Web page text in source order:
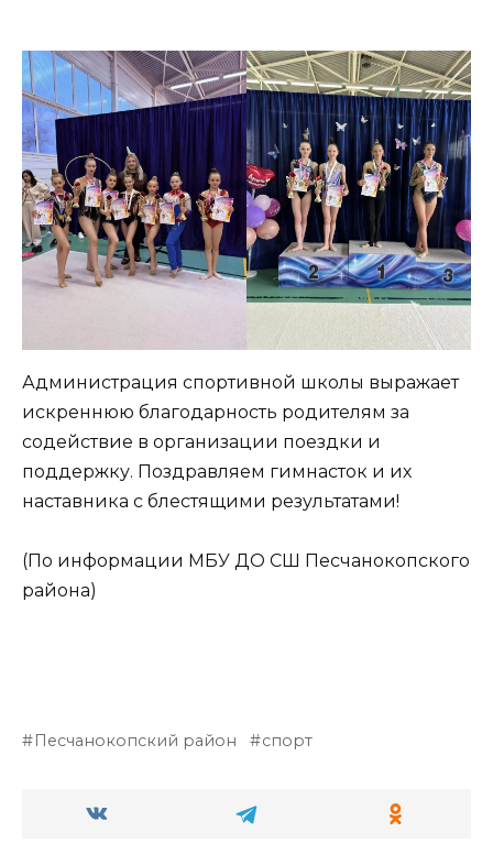
Администрация спортивной школы выражает
искреннюю благодарность родителям за
содействие в организации поездки и
поддержку. Поздравляем гимнасток и их
наставника с блестящими результатами!
(По информации МБУ ДО СШ Песчанокопского
района)
Песчанокопский район спорт